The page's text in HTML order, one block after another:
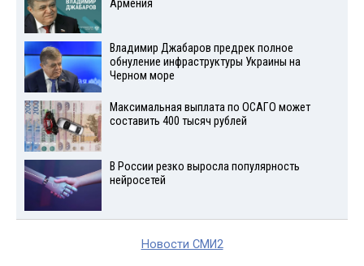
Армения
Владимир Джабаров предрек полное
обнуление инфраструктуры Украины на
Черном море
Максимальная выплата по ОСАГО может
составить 400 тысяч рублей
В России резко выросла популярность
нейросетей
Новости СМИ2